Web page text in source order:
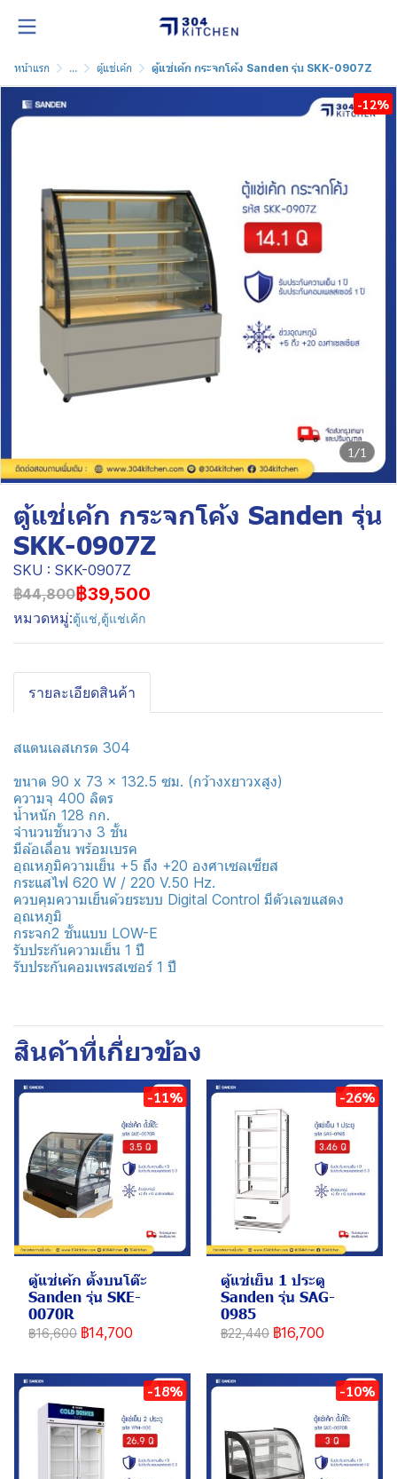
หน้าแรก ... ตู้แช่เค้ก ตู้แช่เค้ก กระจกโค้ง Sanden รุ่น SKK-0907Z
1/1
-12%
ตู้แช่เค้ก กระจกโค้ง Sanden รุ่น
SKK-0907Z
SKU : SKK-0907Z
฿44,800฿39,500
หมวดหมู่:ตู้แช่ ตู้แช่เค้ก
รายละเอียดสินค้า
สแตนเลสเกรด 304
ขนาด 90 x 73 x 132.5 ซม. (กว้างxยาวxสูง)
ความจุ 400 ลิตร
น้ำหนัก 128 กก.
จำนวนชั้นวาง 3 ชั้น
มีล้อเลื่อน พร้อมเบรค
อุณหภูมิความเย็น +5 ถึง +20 องศาเซลเซียส
กระแสไฟ 620 W / 220 V.50 Hz.
ควบคุมความเย็นด้วยระบบ Digital Control มีตัวเลขแสดง
อุณหภูมิ
กระจก2 ชั้นแบบ LOW-E
รับประกันความเย็น 1 ปี
รับประกันคอมเพรสเซอร์ 1 ปี
สินค้าที่เกี่ยวข้อง
-11%
ตู้แช่เค้ก ตั้งบนโต๊ะ
Sanden รุ่น SKE-
0070R
฿16,600 ฿14,700
-26%
ตู้แช่เย็น 1 ประตู
Sanden รุ่น SAG-
0985
฿22,440 ฿16,700
-18% -10%